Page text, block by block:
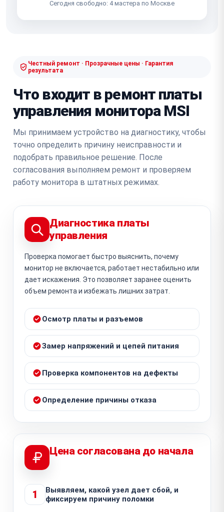
Сегодня свободно: 4 мастера по Москве
Честный ремонт · Прозрачные цены · Гарантия
результата
Что входит в ремонт платы
управления монитора MSI
Мы принимаем устройство на диагностику, чтобы
точно определить причину неисправности и
подобрать правильное решение. После
согласования выполняем ремонт и проверяем
работу монитора в штатных режимах.
Диагностика платы
управления
Проверка помогает быстро выяснить, почему
монитор не включается, работает нестабильно или
дает искажения. Это позволяет заранее оценить
объем ремонта и избежать лишних затрат.
Осмотр платы и разъемов
Замер напряжений и цепей питания
Проверка компонентов на дефекты
Определение причины отказа
Цена согласована до начала
1
Выявляем, какой узел дает сбой, и
фиксируем причину поломки